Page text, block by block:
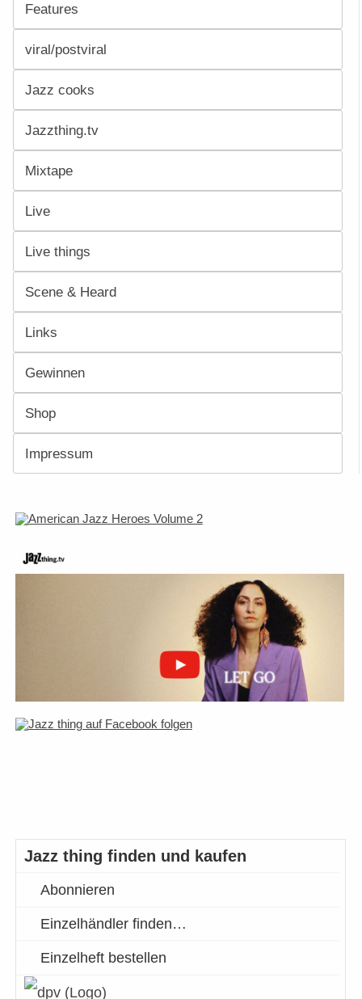
Features
viral/postviral
Jazz cooks
Jazzthing.tv
Mixtape
Live
Live things
Scene & Heard
Links
Gewinnen
Shop
Impressum
Jazz thing finden und kaufen
Abonnieren
Einzelhändler finden…
Einzelheft bestellen